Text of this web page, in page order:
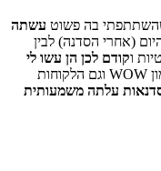
בה פשוט עשתה
(אחרי הסדנה) לבין
וקודם לכן הן עשו לי
. היום לעומת זאת הן עושות המון WOW וגם הלקוחות
עלתה משמעותית